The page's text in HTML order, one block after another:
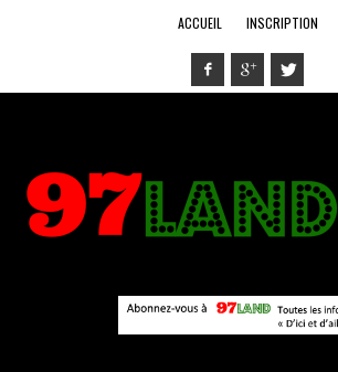
ACCUEIL INSCRIPTION